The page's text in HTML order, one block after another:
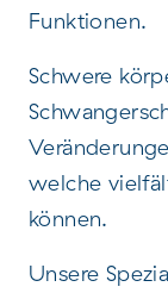
Funktionen.
Schwere
welche
können.
Unsere